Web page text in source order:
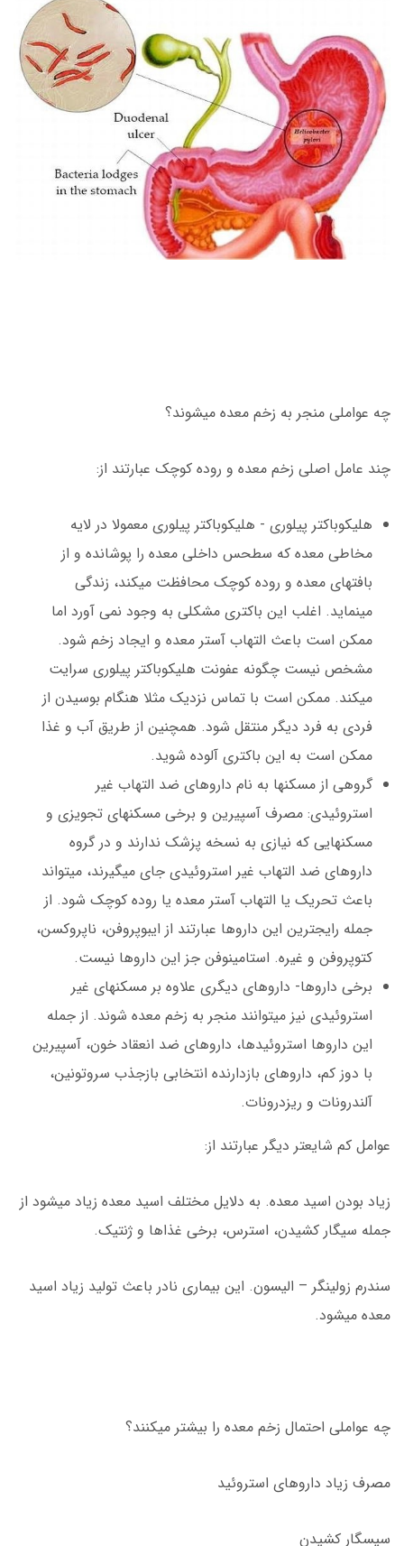
چه عواملی منجر به زخم معده میشوند؟
چند عامل اصلی زخم معده و روده کوچک عبارتند از:
هلیکوباکتر پیلوری - هلیکوباکتر پیلوری معمولا در لایه
مخاطی معده که سطحس داخلی معده را پوشانده و از
بافتهای معده و روده کوچک محافظت میکند، زندگی
مینماید. اغلب این باکتری مشکلی به وجود نمی آورد اما
ممکن است باعث التهاب آستر معده و ایجاد زخم شود.
مشخص نیست چگونه عفونت هلیکوباکتر پیلوری سرایت
میکند. ممکن است با تماس نزدیک مثلا هنگام بوسیدن از
فردی به فرد دیگر منتقل شود. همچنین از طریق آب و غذا
ممکن است به این باکتری آلوده شوید.
گروهی از مسکنها به نام داروهای ضد التهاب غیر
استروئیدی: مصرف آسپیرین و برخی مسکنهای تجویزی و
مسکنهایی که نیازی به نسخه پزشک ندارند و در گروه
داروهای ضد التهاب غیر استروئیدی جای میگیرند، میتواند
باعث تحریک یا التهاب آستر معده یا روده کوچک شود. از
جمله رایجترین این داروها عبارتند از ایبوپروفن، ناپروکسن،
کتوپروفن و غیره. استامینوفن جز این داروها نیست.
برخی داروها- داروهای دیگری علاوه بر مسکنهای غیر
استروئیدی نیز میتوانند منجر به زخم معده شوند. از جمله
این داروها استروئیدها، داروهای ضد انعقاد خون، آسپیرین
با دوز کم، داروهای بازدارنده انتخابی بازجذب سروتونین،
آلندرونات و ریزدرونات.
عوامل کم شایعتر دیگر عبارتند از:
زیاد بودن اسید معده. به دلایل مختلف اسید معده زیاد میشود از
جمله سیگار کشیدن، استرس، برخی غذاها و ژنتیک.
سندرم زولینگر – الیسون. این بیماری نادر باعث تولید زیاد اسید
معده میشود.
چه عواملی احتمال زخم معده را بیشتر میکنند؟
مصرف زیاد داروهای استروئید
سیسگار کشیدن